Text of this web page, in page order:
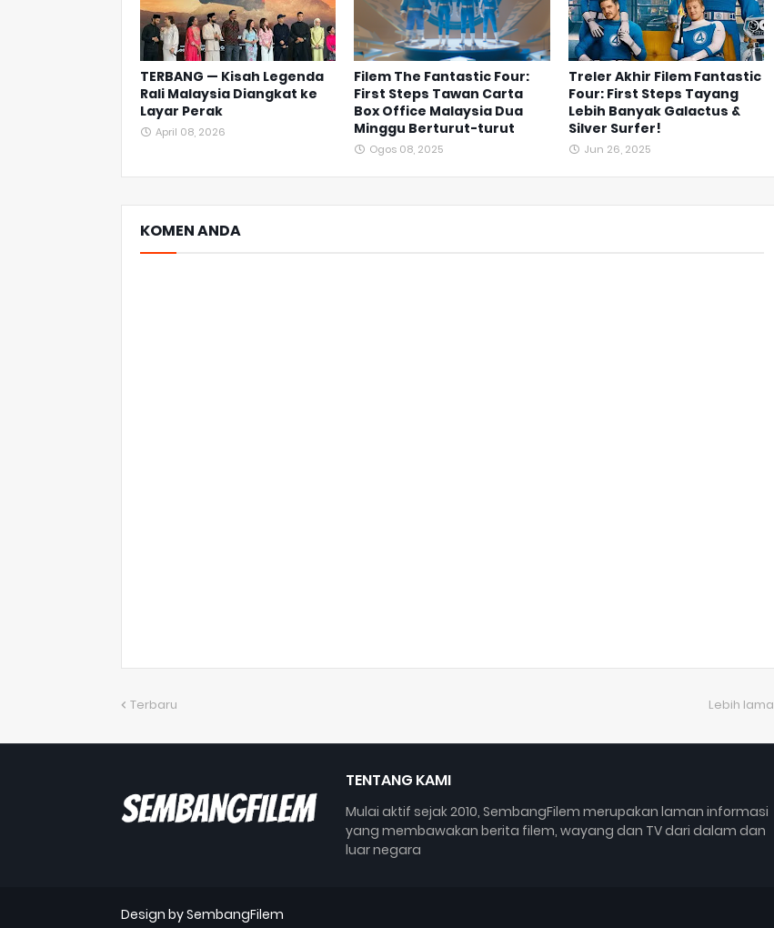
TERBANG — Kisah Legenda
Rali Malaysia Diangkat ke
Layar Perak
April 08, 2026
Filem The Fantastic Four:
First Steps Tawan Carta
Box Office Malaysia Dua
Minggu Berturut-turut
Ogos 08, 2025
Treler Akhir Filem Fantastic
Four: First Steps Tayang
Lebih Banyak Galactus &
Silver Surfer!
Jun 26, 2025
KOMEN ANDA
Terbaru Lebih lama
TENTANG KAMI
Mulai aktif sejak 2010, SembangFilem merupakan laman informasi
yang membawakan berita filem, wayang dan TV dari dalam dan
luar negara
Design by SembangFilem